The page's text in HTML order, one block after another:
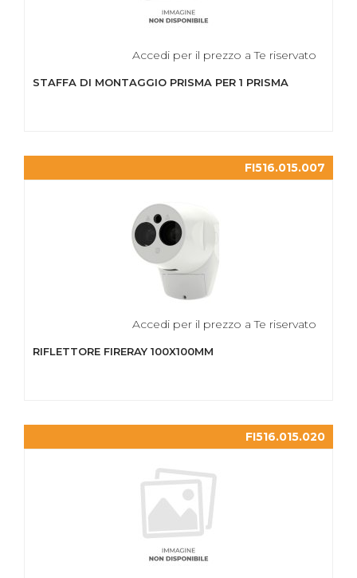
Accedi per il prezzo a Te riservato
STAFFA DI MONTAGGIO PRISMA PER 1 PRISMA
FI516.015.007
Accedi per il prezzo a Te riservato
RIFLETTORE FIRERAY 100X100MM
FI516.015.020